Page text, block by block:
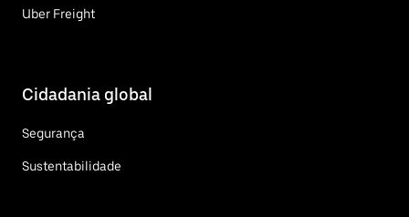
Uber Freight
Cidadania global
Segurança
Sustentabilidade